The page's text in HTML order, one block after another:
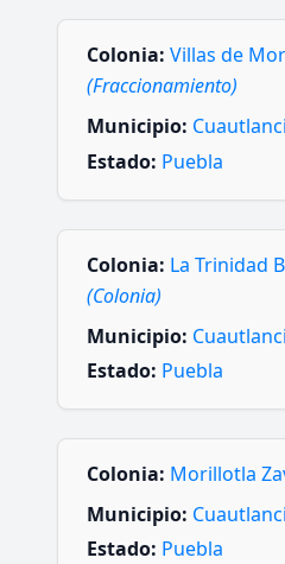
Colonia: Villas de
(Fraccionamiento)
Municipio:
Estado: Puebla
Colonia: La Trinidad
(Colonia)
Municipio:
Estado: Puebla
Colonia: Morillotla
Municipio:
Estado: Puebla